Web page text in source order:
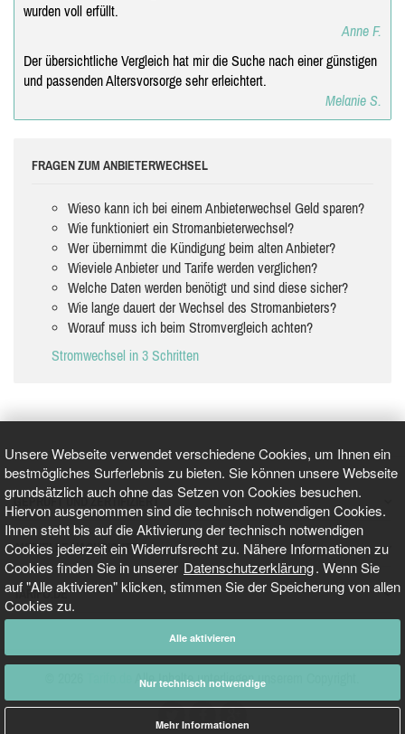
Unsere Webseite verwendet verschiedene Cookies, um Ihnen ein
bestmögliches Surferlebnis zu bieten. Sie können unsere Webseite
grundsätzlich auch ohne das Setzen von Cookies besuchen.
Hiervon ausgenommen sind die technisch notwendigen Cookies.
Ihnen steht bis auf die Aktivierung der technisch notwendigen
Cookies jederzeit ein Widerrufsrecht zu. Nähere Informationen zu
Cookies finden Sie in unserer Datenschutzerklärung. Wenn Sie
auf "Alle aktivieren" klicken, stimmen Sie der Speicherung von allen
Cookies zu.
Alle aktivieren
Nur technisch notwendige
Mehr Informationen
wurden voll erfüllt.
Anne F.
Der übersichtliche Vergleich hat mir die Suche nach einer günstigen
und passenden Altersvorsorge sehr erleichtert.
Melanie S.
FRAGEN ZUM ANBIETERWECHSEL
Wieso kann ich bei einem Anbieterwechsel Geld sparen?
Wie funktioniert ein Stromanbieterwechsel?
Wer übernimmt die Kündigung beim alten Anbieter?
Wieviele Anbieter und Tarife werden verglichen?
Welche Daten werden benötigt und sind diese sicher?
Wie lange dauert der Wechsel des Stromanbieters?
Worauf muss ich beim Stromvergleich achten?
Stromwechsel in 3 Schritten
GEPRÜFT UND ZERTIFIZIERT
AKTUELLE NACHRICHTEN
TARIFO.DE
Alle Inhalte unterliegen unserem Copyright.